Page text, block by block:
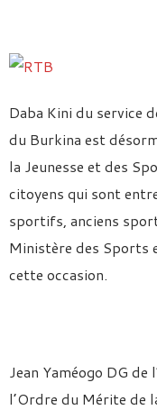
Daba Kini du service
du Burkina est
la Jeunesse et des
citoyens qui sont
sportifs, anciens
Ministère des Sports
cette occasion.
Jean Yaméogo DG
l’Ordre du Mérite de